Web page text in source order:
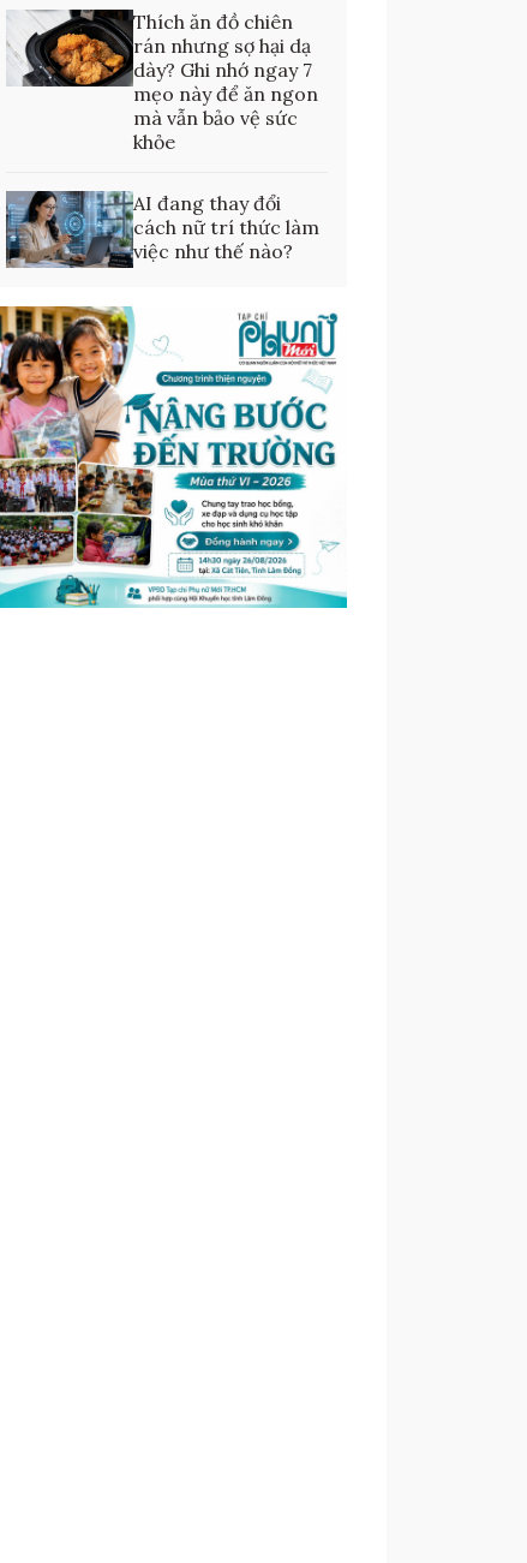
Thích ăn đồ chiên
rán nhưng sợ hại dạ
dày? Ghi nhớ ngay 7
mẹo này để ăn ngon
mà vẫn bảo vệ sức
khỏe
AI đang thay đổi
cách nữ trí thức làm
việc như thế nào?